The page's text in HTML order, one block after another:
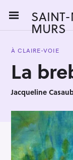
i
MURS
À CLAIRE-VOIE
La
Jacqueline